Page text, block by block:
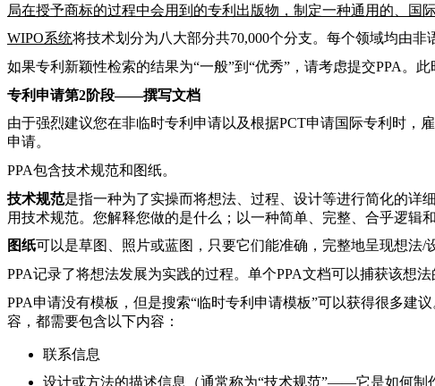
局在授予商标的过程中会用到的专利出版物，制定一种通用的、国
WIPO系统将技术划分为八大部分共70,000个分支。 每个领域均由非
如果专利新颖性检索的结果为“一般”到“优秀”，请考虑提交PPA。 此
专利申请第2阶段——撰写文档
由于强烈建议您在非临时专利申请以及根据PCT申请国际专利时，
申请。
PPA包含技术规范和图纸。
技术规范是指一种为了实操而将想法、过程、设计等进行简化的详细
用技术规范。您解释您做的是什么；以一种简单、完整、合乎逻辑
图纸可以是草图、照片或蓝图，只要它们能准确，完整地呈现想法/
PPA记录了将想法发展为实践的过程。单个PPA文档可以捕获该想
PPA申请没有模板，但是搜索“临时专利申请模板”可以获得很多建议
容，都需要包含以下内容：
联系信息
设计或方法的描述信息（通常称为“技术规范”——它是如何制